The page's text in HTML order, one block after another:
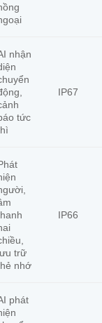
nhận
tức
IP67
trữ
nhớ
IP66
phát